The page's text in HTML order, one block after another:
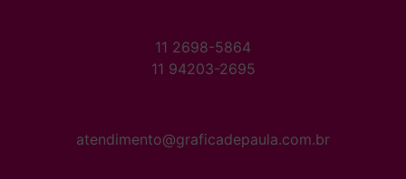
11 2698-5864
11 94203-2695
atendimento@graficadepaula.com.br